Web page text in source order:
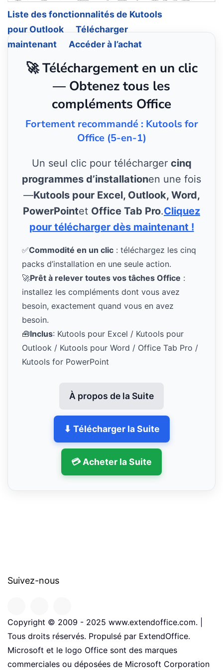
Liste des fonctionnalités de Kutools
pour Outlook
Télécharger
maintenant
Accéder à l’achat
🚀 Téléchargement en un clic
— Obtenez tous les
compléments Office
Fortement recommandé : Kutools for
Office (5-en-1)
Un seul clic pour télécharger cinq
programmes d’installationen une fois
—Kutools pour Excel, Outlook, Word,
PowerPointet Office Tab Pro.Cliquez
pour télécharger dès maintenant !
✅Commodité en un clic : téléchargez les cinq
packs d’installation en une seule action.
🚀Prêt à relever toutes vos tâches Office :
installez les compléments dont vous avez
besoin, exactement quand vous en avez
besoin.
🧰Inclus: Kutools pour Excel / Kutools pour
Outlook / Kutools pour Word / Office Tab Pro /
Kutools for PowerPoint
À propos de la Suite
⬇ Télécharger la Suite
💳 Acheter la Suite
Suivez-nous
Copyright © 2009 - 2025 www.extendoffice.com. |
Tous droits réservés. Propulsé par ExtendOffice.
Microsoft et le logo Office sont des marques
commerciales ou déposées de Microsoft Corporation